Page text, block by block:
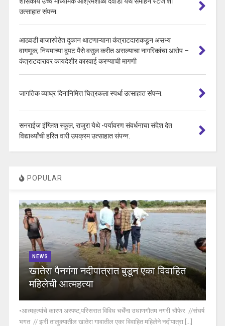
उत्साहात संपन्न.
आठवडी बाजारपेठेत दुकान थाटणाऱ्याना कंत्राटदाराकडून असभ्य
वागणूक, नियमाच्या दुपट पैसे वसुल करीत असल्याचा नागरिकांचा आरोप –
कंत्राटदारावर कायदेशीर कारवाई करण्याची मागणी
जागतिक व्याघ्र दिनानिमित्त चित्रकला स्पर्धा उत्साहात संपन्न.
सनराईज इंग्लिश स्कूल, राजुरा येथे -पर्यावरण संवर्धनाचा संदेश देत
विद्यार्थ्यांची हरित वारी उपक्रम उत्साहात संपन्न.
POPULAR
NEWS
खातेरा पैनगंगा नदीपात्रात बुडून एका विवाहित
महिलेची आत्महत्या
•आत्महत्यांचे कारण अस्पष्ट,परिसरात विविध चर्चेंना उधाणगौतम नगरी चौफेर //संघर्ष
भगत // झरी तालुक्यातील खातेरा गावातील एका विवाहित महिलेने नदीपात्रा [...]